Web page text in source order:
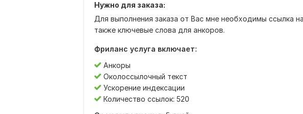
Нужно для заказа:
Для выполнения заказа от Вас мне необходимы ссылка
также ключевые слова для анкоров.
Фриланс услуга включает:
Анкоры
Околоссылочный текст
Ускорение индексации
Количество ссылок: 520